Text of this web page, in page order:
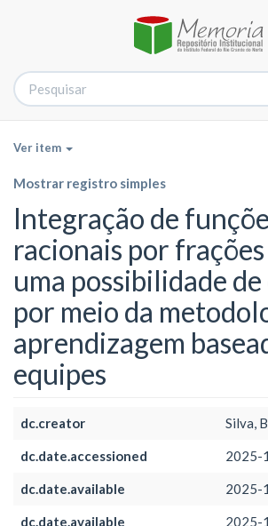
Ver item
Mostrar registro simples
Integração de
racionais por
uma possibilidade
por meio da
aprendizagem
equipes
dc.creator Silva,
dc.date.accessioned 2025-
dc.date.available 2025-
dc.date.available 2025-